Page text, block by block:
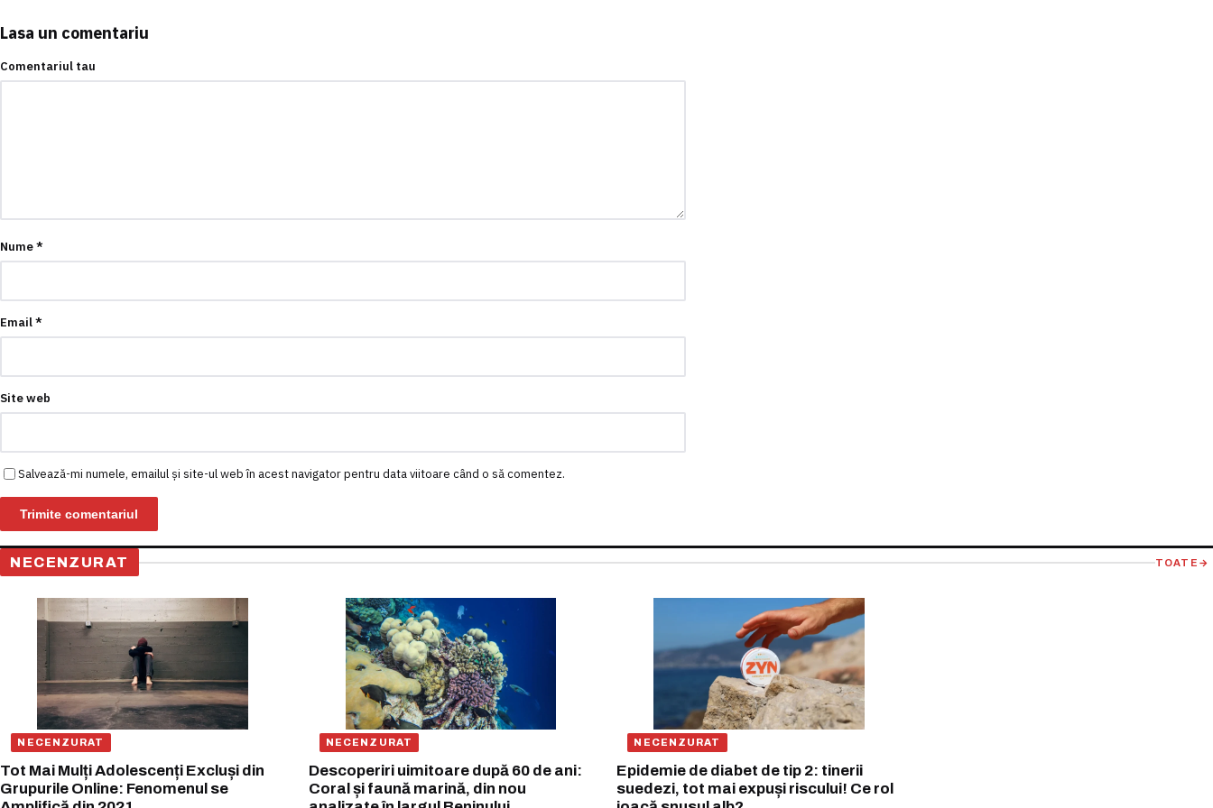
Lasa un comentariu
Comentariul tau
Nume*
Email*
Site web
Salvează-mi numele, emailul și site-ul web în acest navigator pentru data viitoare când o să comentez.
NECENZURAT TOATE →
NECENZURAT
Tot Mai Mulți Adolescenți Excluși din
Grupurile Online: Fenomenul se
NECENZURAT
Descoperiri uimitoare după 60 de ani:
Coral și faună marină, din nou
NECENZURAT
Epidemie de diabet de tip 2: tinerii
suedezi, tot mai expuși riscului! Ce rol